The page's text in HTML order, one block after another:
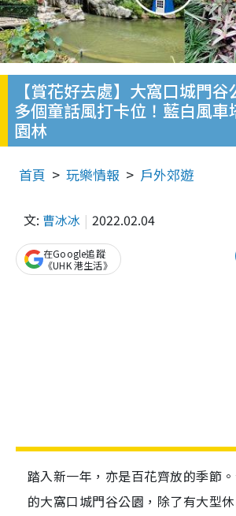
【賞花好去處】大窩口城門
多個童話風打卡位！藍白風
園林
首頁 玩樂情報 戶外郊遊
文: 曹冰冰 2022.02.04
在Google追蹤
《UHK 港生活》
踏入新一年，亦是百花齊放的季節
的大窩口城門谷公園，除了有大型